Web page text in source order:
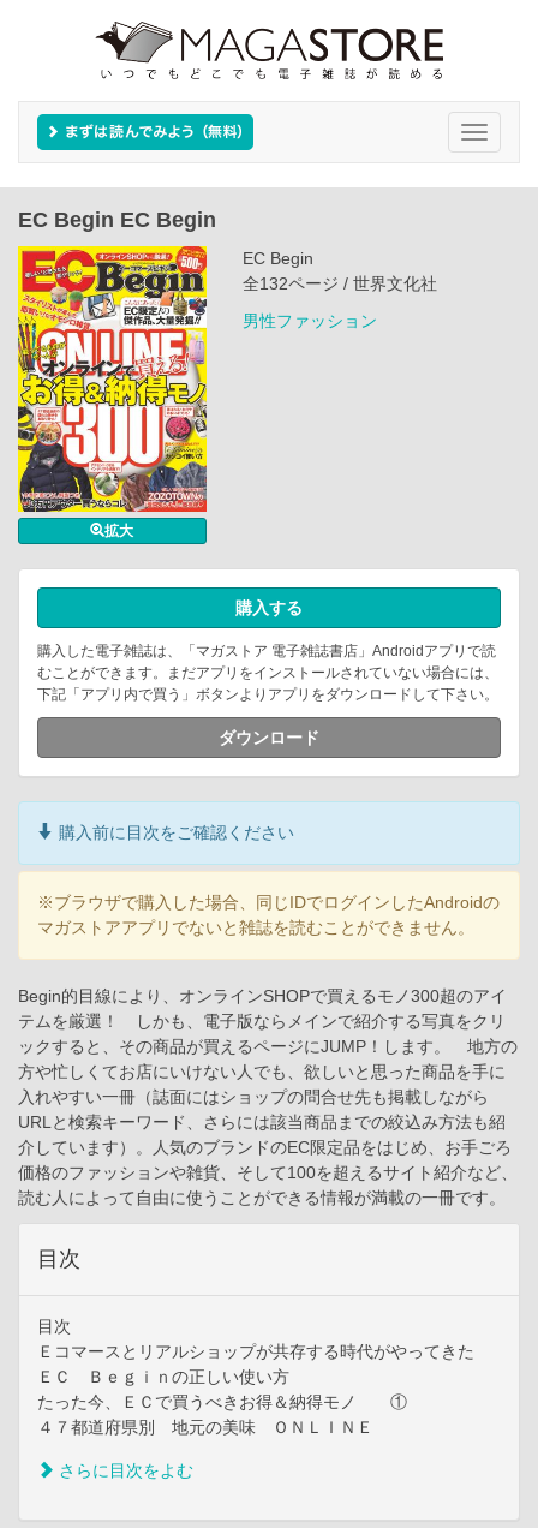
Toggle
EC Begin EC Begin
拡大
EC Begin
全132ページ / 世界文化社
男性ファッション
購入する
購入した電子雑誌は、「マガストア 電子雑誌書店」Androidアプリで読
むことができます。まだアプリをインストールされていない場合には、
下記「アプリ内で買う」ボタンよりアプリをダウンロードして下さい。
ダウンロード
購入前に目次をご確認ください
※ブラウザで購入した場合、同じIDでログインしたAndroidの
マガストアアプリでないと雑誌を読むことができません。
Begin的目線により、オンラインSHOPで買えるモノ300超のアイ
テムを厳選！ しかも、電子版ならメインで紹介する写真をクリ
ックすると、その商品が買えるページにJUMP！します。 地方の
方や忙しくてお店にいけない人でも、欲しいと思った商品を手に
入れやすい一冊（誌面にはショップの問合せ先も掲載しながら
URLと検索キーワード、さらには該当商品までの絞込み方法も紹
介しています）。人気のブランドのEC限定品をはじめ、お手ごろ
価格のファッションや雑貨、そして100を超えるサイト紹介など、
読む人によって自由に使うことができる情報が満載の一冊です。
目次
目次
Ｅコマースとリアルショップが共存する時代がやってきた
ＥＣ Ｂｅｇｉｎの正しい使い方
たった今、ＥＣで買うべきお得＆納得モノ ①
４７都道府県別 地元の美味 ＯＮＬＩＮＥ
さらに目次をよむ